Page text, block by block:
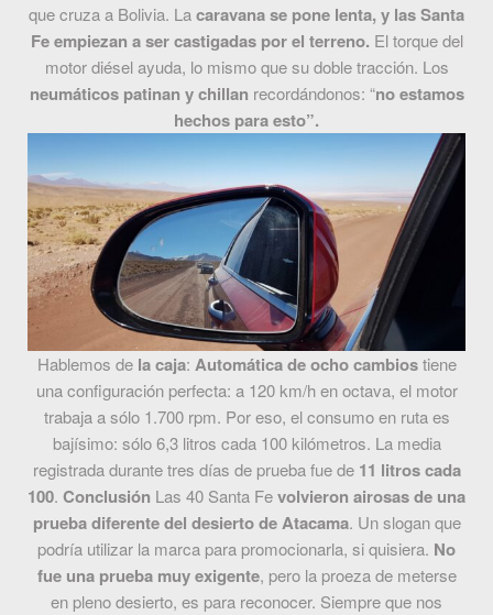
que cruza a Bolivia. Lacaravana se pone lenta, y las Santa
Fe empiezan a ser castigadas por el terreno. El torque del
motor diésel ayuda, lo mismo que su doble tracción. Los
neumáticos patinan y chillan recordándonos: “no estamos
hechos para esto”.
Hablemos dela caja: Automática de ocho cambiostiene
una configuración perfecta: a 120 km/h en octava, el motor
trabaja a sólo 1.700 rpm. Por eso, el consumo en ruta es
bajísimo: sólo 6,3 litros cada 100 kilómetros. La media
registrada durante tres días de prueba fue de 11 litros cada
100. Conclusión Las 40 Santa Fevolvieron airosas de una
prueba diferente del desierto de Atacama. Un slogan que
podría utilizar la marca para promocionarla, si quisiera. No
fue una prueba muy exigente, pero la proeza de meterse
en pleno desierto, es para reconocer. Siempre que nos